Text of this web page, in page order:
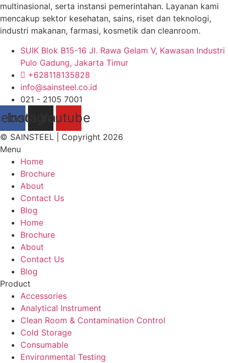
multinasional, serta instansi pemerintahan. Layanan kami
mencakup sektor kesehatan, sains, riset dan teknologi,
industri makanan, farmasi, kosmetik dan cleanroom.
SUIK Blok B15-16 Jl. Rawa Gelam V, Kawasan Industri
Pulo Gadung, Jakarta Timur
+628118135828
info@sainsteel.co.id
021 - 2105 7001
InstagramYoutube
© SAINSTEEL | Copyright 2026
Menu
Home
Brochure
About
Contact Us
Blog
Home
Brochure
About
Contact Us
Blog
Product
Accessories
Analytical Instrument
Clean Room & Contamination Control
Cold Storage
Consumable
Environmental Testing